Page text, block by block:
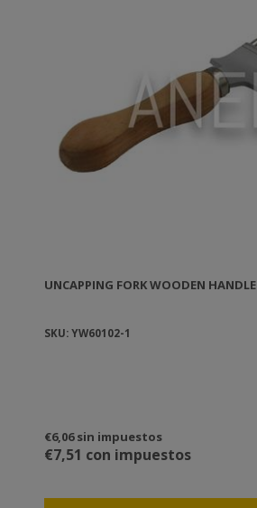
UNCAPPING FORK WOODEN HANDLE
SKU: YW60102-1
€6,06 sin impuestos
€7,51 con impuestos